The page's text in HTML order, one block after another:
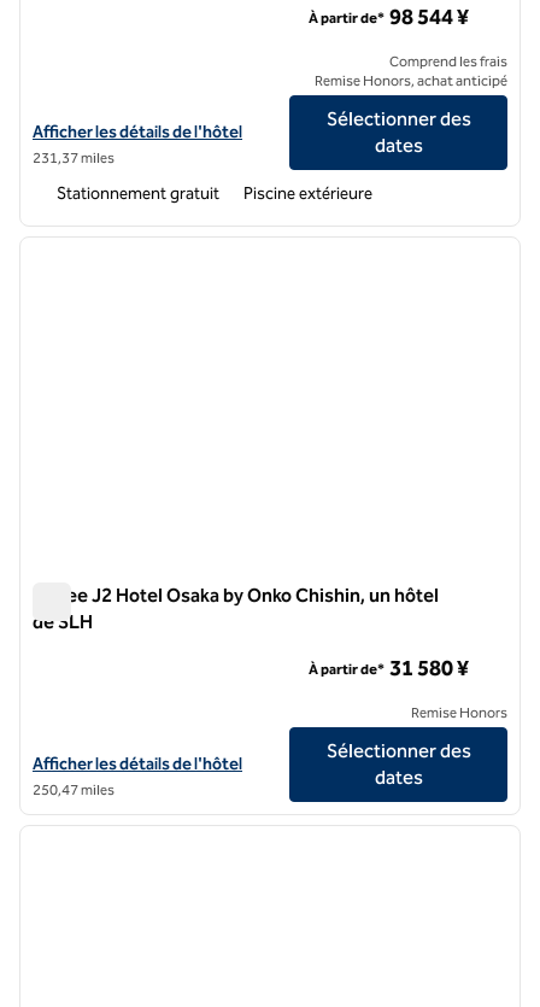
Afficher les détails de l'hôtel pour ROKU KYOTO, LXR Hotels &
Afficher les détails de l'hôtel
231,37 miles
À partir de* 98 544 ¥
Comprend les frais
Remise Honors, achat anticipé
Sélectionner des
dates
Stationnement gratuit Piscine extérieure
1 sur 7
Cuvee J2 Hotel Osaka by Onko Chishin, un hôtel
de SLH
Afficher les détails de l'hôtel Cuvee J2 Hotel Osaka by Onko Chishin,
Afficher les détails de l'hôtel
250,47 miles
À partir de* 31 580 ¥
Remise Honors
Sélectionner des
dates
1/12
1 sur 12